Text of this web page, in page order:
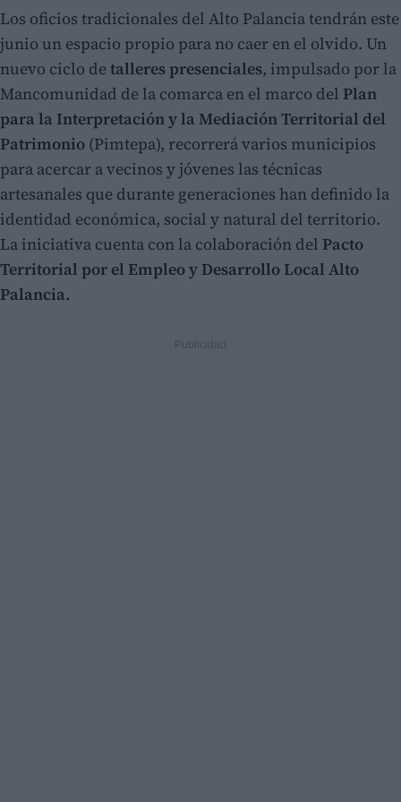
Los oficios tradicionales del Alto Palancia tendrán este
junio un espacio propio para no caer en el olvido. Un
nuevo ciclo detalleres presenciales, impulsado por la
Mancomunidad de la comarca en el marco del Plan
para la Interpretación y la Mediación Territorial del
Patrimonio (Pimtepa), recorrerá varios municipios
para acercar a vecinos y jóvenes las técnicas
artesanales que durante generaciones han definido la
identidad económica, social y natural del territorio.
La iniciativa cuenta con la colaboración del Pacto
Territorial por el Empleo y Desarrollo Local Alto
Palancia.